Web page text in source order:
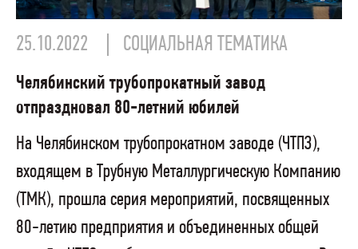
25.10.2022 СОЦИАЛЬНАЯ ТЕМАТИКА
Челябинский трубопрокатный завод
отпраздновал 80-летний юбилей
На Челябинском трубопрокатном заводе (ЧТПЗ),
входящем в Трубную Металлургическую Компанию
(ТМК), прошла серия мероприятий, посвященных
80-летию предприятия и объединенных общей